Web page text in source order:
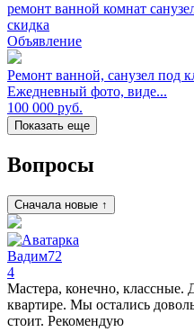
ремонт ванной комнат
скидка
Объявление
Ремонт ванной, санузел под
Ежедневный фото, виде...
100 000 руб.
Показать еще
Вопросы
Сначала новые ↑
Вадим72
4
Мастера, конечно, классные.
квартире. Мы остались
стоит. Рекомендую